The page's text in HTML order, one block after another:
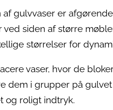
af gulvvaser er
ved siden af større
størrelser for
vaser, hvor de
dem i grupper på
og roligt indtryk.